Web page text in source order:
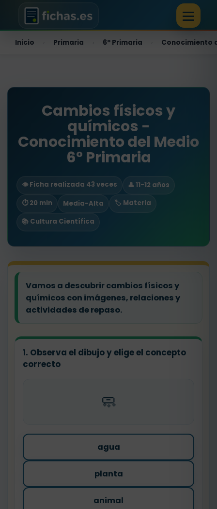
Inicio Primaria 6º Primaria Conocimiento
Cambios físicos y
químicos -
Conocimiento del Medio
6º Primaria
👁️ Ficha realizada 43 veces
👤 11-12 años
⏱ 20 min
Media-Alta
🏷️ Materia
📚 Cultura Científica
Vamos a descubrir cambios físicos y
químicos con imágenes, relaciones y
actividades de repaso.
1. Observa el dibujo y elige el concepto
correcto
🧼
agua
planta
animal